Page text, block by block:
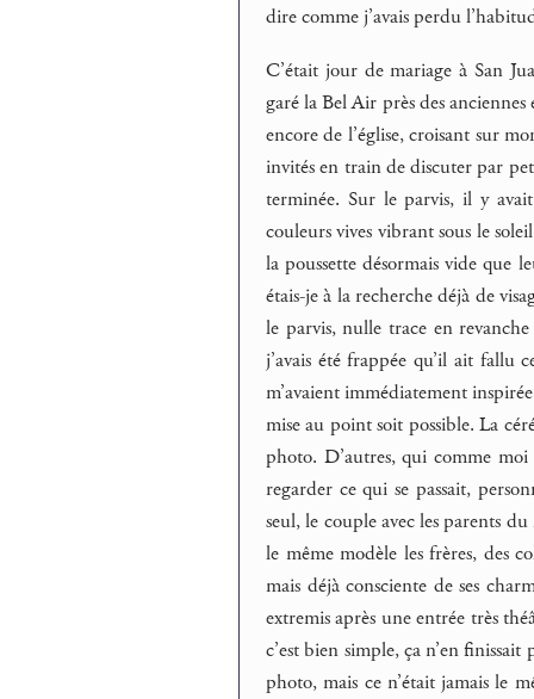
dire comme j’avais perdu
C’était jour de mariage à San
garé la Bel Air près des anciennes
encore de l’église, croisant sur
invités en train de discuter par
terminée. Sur le parvis, il y
couleurs vives vibrant sous le
la poussette désormais vide que
étais-je à la recherche déjà de
le parvis, nulle trace en revanche
j’avais été frappée qu’il ait fallu
m’avaient immédiatement
mise au point soit possible. La
photo. D’autres, qui comme
regarder ce qui se passait,
seul, le couple avec les parents
le même modèle les frères, des
mais déjà consciente de ses
extremis après une entrée très
c’est bien simple, ça n’en finissait
photo, mais ce n’était jamais le